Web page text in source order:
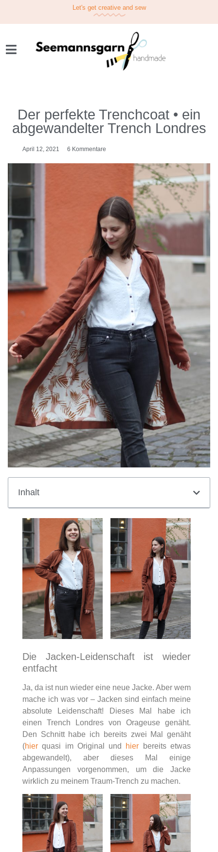
Let's get creative and sew
Der perfekte Trenchcoat • ein
abgewandelter Trench Londres
April 12, 2021 6 Kommentare
Inhalt
Die Jacken-Leidenschaft ist wieder
entfacht
Ja, da ist nun wieder eine neue Jacke. Aber wem
mache ich was vor – Jacken sind einfach meine
absolute Leidenschaft! Dieses Mal habe ich
einen Trench Londres von Orageuse genäht.
Den Schnitt habe ich bereits zwei Mal genäht
(hier quasi im Original und hier bereits etwas
abgewandelt), aber dieses Mal einige
Anpassungen vorgenommen, um die Jacke
wirklich zu meinem Traum-Trench zu machen.